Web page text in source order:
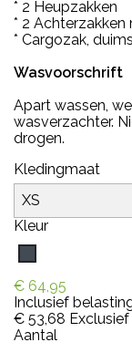
* 2 Heupzakken
* 2
* Cargozak,
Wasvoorschrift
Apart wassen,
wasverzachter.
drogen.
Kledingmaat
Kleur
€ 64,95
Inclusief
€ 53,68
Aantal